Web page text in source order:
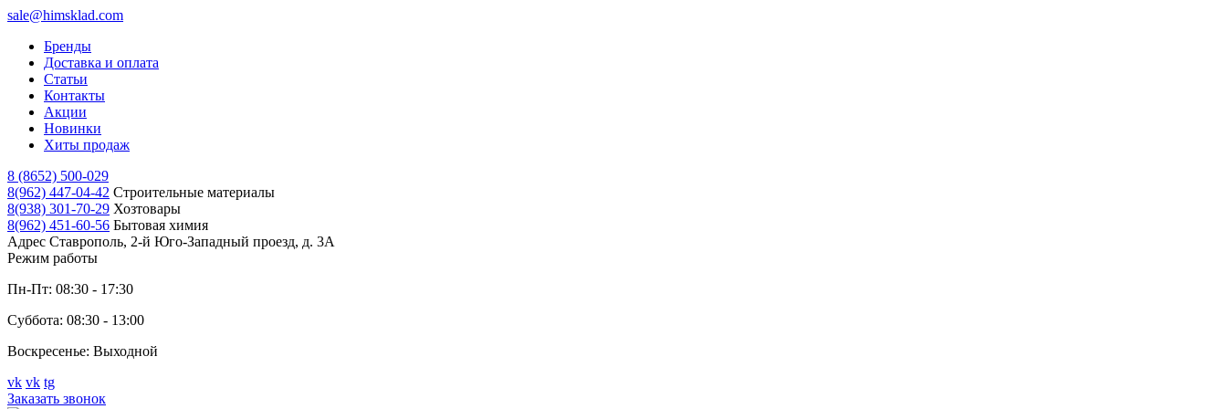
sale@himsklad.com
Бренды
Доставка и оплата
Статьи
Контакты
Акции
Новинки
Хиты продаж
8 (8652) 500-029
8(962) 447-04-42 Строительные материалы
8(938) 301-70-29 Хозтовары
8(962) 451-60-56 Бытовая химия
Адрес Ставрополь, 2-й Юго-Западный проезд, д. 3А
Режим работы
Пн-Пт: 08:30 - 17:30
Суббота: 08:30 - 13:00
Воскресенье: Выходной
vk vk tg
Заказать звонок